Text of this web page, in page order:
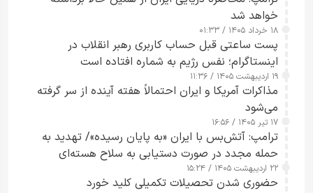
خواهد شد
۱۸ خرداد ۱۴۰۵ / ۰۱:۳۳
پست ساعتی قبل حساب کاربری رهبر انقلاب در
اینستاگرام؛ نفس رژیم به شماره افتاده است​
۱۹ اردیبهشت ۱۴۰۵ / ۱۱:۳۶
مذاکرات آمریکا و ایران احتمالاً هفته آینده از سر گرفته
می‌شود
۱۷ تیر ۱۴۰۵ / ۱۶:۵۶
ترامپ: آتش‌بس با ایران «به پایان رسیده»/ تهدید به
حمله مجدد در صورت دستیابی به سلاح هسته‌ای
۲۲ اردیبهشت ۱۴۰۵ / ۱۵:۲۴
حضوری شدن تحصیلات تکمیلی کلید خورد